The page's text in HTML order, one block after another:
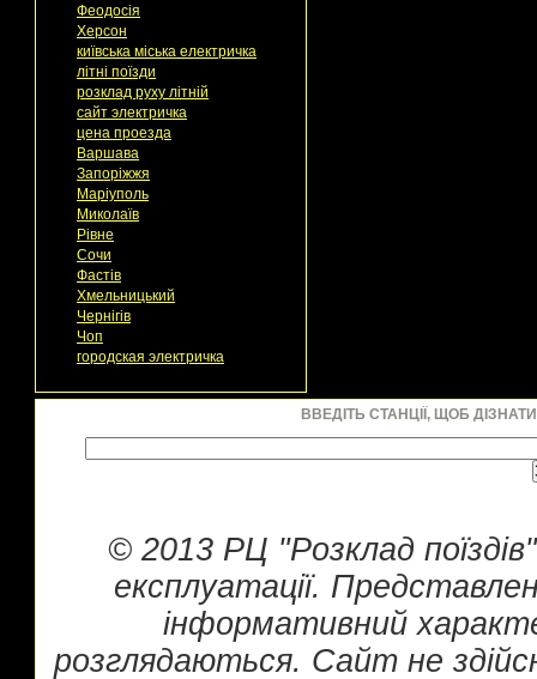
Феодосія
Херсон
київська міська електричка
літні поїзди
розклад руху літній
сайт электричка
цена проезда
Варшава
Запоріжжя
Маріуполь
Миколаїв
Рівне
Сочи
Фастів
Хмельницький
Чернігів
Чоп
городская электричка
ВВЕДІТЬ СТАНЦІЇ, ЩОБ
© 2013 РЦ "Розклад
експлуатації.
інформативний
розглядаються. Сайт не